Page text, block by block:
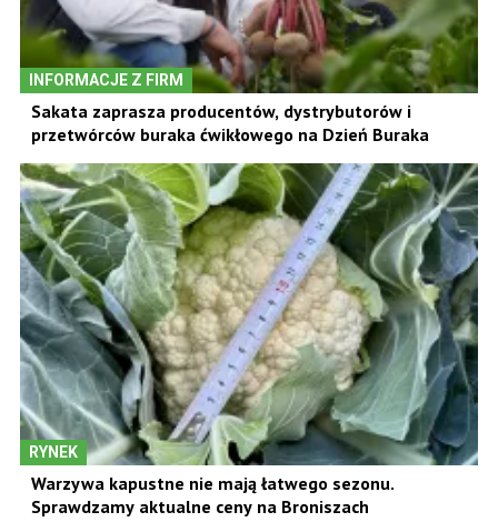
INFORMACJE Z FIRM
Sakata zaprasza producentów, dystrybutorów i
przetwórców buraka ćwikłowego na Dzień Buraka
RYNEK
Warzywa kapustne nie mają łatwego sezonu.
Sprawdzamy aktualne ceny na Broniszach